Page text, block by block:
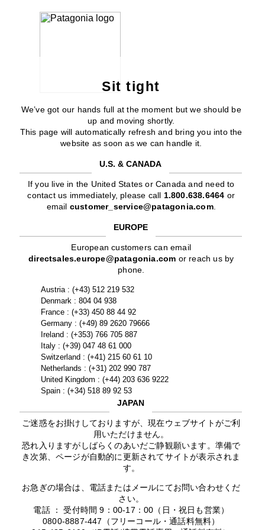
Sit tight
We’ve got our hands full at the moment but we should be
up and moving shortly.
This page will automatically refresh and bring you into the
website as soon as we can handle it.
U.S. & CANADA
If you live in the United States or Canada and need to
contact us immediately, please call 1.800.638.6464 or
email customer_service@patagonia.com.
EUROPE
European customers can email
directsales.europe@patagonia.com or reach us by
phone.
Austria : (+43) 512 219 532
Denmark : 804 04 938
France : (+33) 450 88 44 92
Germany : (+49) 89 2620 79666
Ireland : (+353) 766 705 887
Italy : (+39) 047 48 61 000
Switzerland : (+41) 215 60 61 10
Netherlands : (+31) 202 990 787
United Kingdom : (+44) 203 636 9222
Spain : (+34) 518 89 92 53
JAPAN
ご迷惑をお掛けしておりますが、現在ウェブサイトがご利
用いただけません。
恐れ入りますがしばらくのあいだご静観願います。準備で
き次第、ページが自動的に更新されてサイトが表示されま
す。
お急ぎの場合は、電話またはメールにてお問い合わせくだ
さい。
電話 ： 受付時間 9：00-17：00（日・祝日も営業）
0800-8887-447（フリーコール・通話料無料）